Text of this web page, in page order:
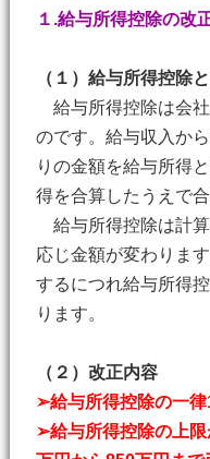
１.給与所得控除の改
（１）給与所得控除
給与所得控除は会
のです。給与収入か
りの金額を給与所得
得を合算したうえで
給与所得控除は計
応じ金額が変わりま
するにつれ給与所得
ります。
（２）改正内容
➢給与所得控除の一
➢給与所得控除の上